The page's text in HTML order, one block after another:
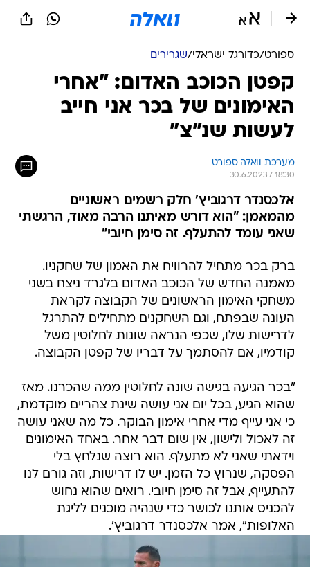
ספורט/כדורגל ישראלי/שגרירים
קפטן הכוכב האדום: "אחרי
האימונים של בכר אני חייב
לעשות שנ"צ"
מערכת וואלה ספורט
30.6.2023 / 18:30
אלכסנדר דרגוביץ' חלק רשמים ראשוניים
מהמאמן: "הוא דורש מאיתנו הרבה מאוד, הרגשתי
שאני עומד להתעלף. זה סימן חיובי"
ברק בכר מתחיל להרוויח את האמון של שחקניו.
מאמנה החדש של הכוכב האדום בלגרד ניצח בשני
משחקי האימון הראשונים של הקבוצה לקראת
העונה שבפתח, וגם השחקנים מתחילים להתרגל
לדרישות שלו, שכפי הנראה שונות לחלוטין משל
קודמיו, אם להסתמך על דבריו של קפטן הקבוצה.
"בכר הגיעה בגישה שונה לחלוטין ממה שהכרנו. מאז
שהוא הגיע, בכל יום אני עושה שינת צהריים מוקדמת,
כי אני עייף מדי אחרי אימון הבוקר. כל מה שאני עושה
זה לאכול ולישון, אין שום דבר אחר. באחד האימונים
וידאתי שאני לא מתעלף. הוא רוצה שנלחץ בלי
הפסקה, שנרוץ כל הזמן. יש לו דרישות, וזה גורם לנו
להתעייף, אבל זה סימן חיובי. רואים שהוא נחוש
להכניס אותנו לכושר כדי שנהיה מוכנים לליגת
האלופות", אמר אלכסנדר דרגוביץ'.